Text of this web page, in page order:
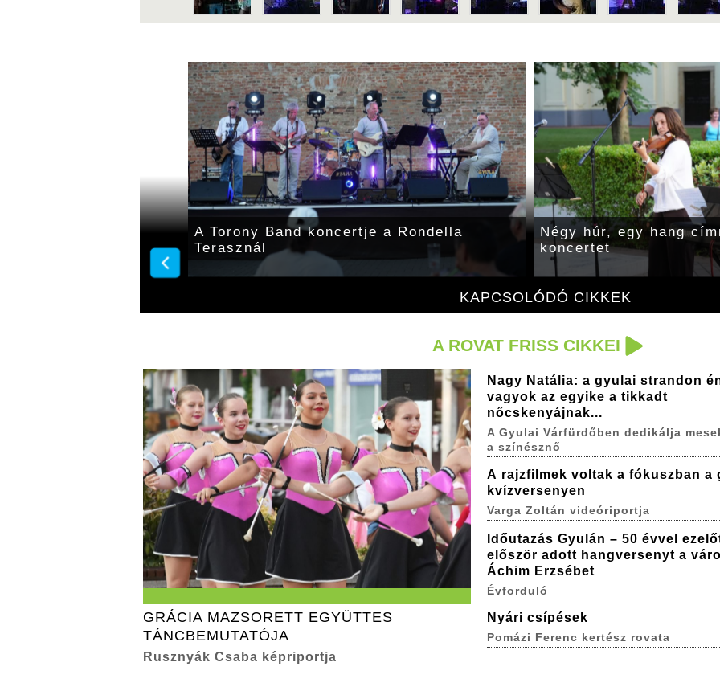
KAPCSOLÓDÓ CIKKEK
A Torony Band koncertje a Rondella
Terasznál
Négy húr, egy hang
koncertet
A ROVAT FRISS CIKKEI
GRÁCIA MAZSORETT EGYÜTTES
TÁNCBEMUTATÓJA
Rusznyák Csaba képriportja
Nagy Natália: a gyulai strandon
vagyok az egyike a tikkadt
nőcskenyájnak...
A Gyulai Várfürdőben dedikálja
a színésznő
A rajzfilmek voltak a fókuszban a
kvízversenyen
Varga Zoltán videóriportja
Időutazás Gyulán – 50 évvel
először adott hangversenyt a
Áchim Erzsébet
Évforduló
Nyári csípések
Pomázi Ferenc kertész rovata